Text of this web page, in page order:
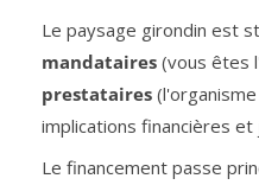
Le paysage girondin est
mandataires(vous êtes
prestataires
implications financières
Le financement passe